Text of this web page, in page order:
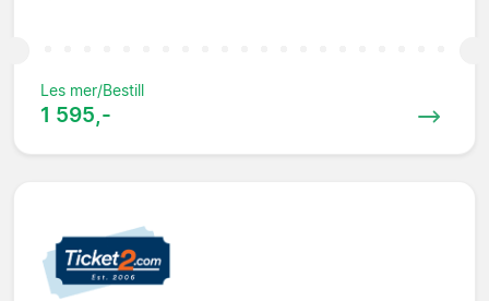
Les mer/Bestill
1 595,-